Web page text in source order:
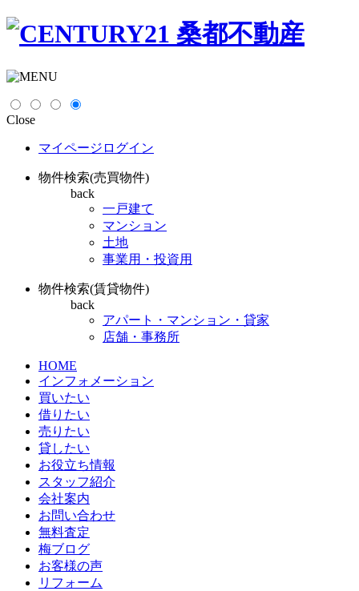
Close
マイページログイン
物件検索(売買物件)
back
一戸建て
マンション
土地
事業用・投資用
物件検索(賃貸物件)
back
アパート・マンション・貸家
店舗・事務所
HOME
インフォメーション
買いたい
借りたい
売りたい
貸したい
お役立ち情報
スタッフ紹介
会社案内
お問い合わせ
無料査定
梅ブログ
お客様の声
リフォーム